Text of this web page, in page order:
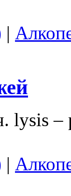
|
lysis –
|